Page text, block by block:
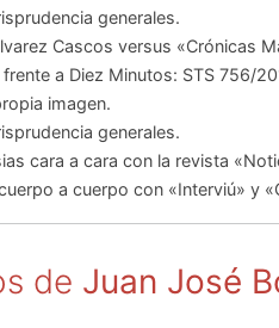
generales.
Cascos versus «Crónicas
a Diez Minutos: STS 756/
imagen.
generales.
cara a cara con la revista
a cuerpo con «Interviú» y
de Juan José